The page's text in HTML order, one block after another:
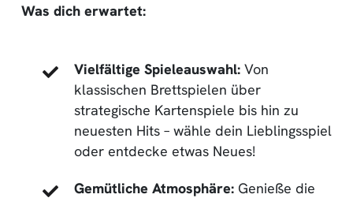
Was dich erwartet:
Vielfältige Spieleauswahl: Von
klassischen Brettspielen über
strategische Kartenspiele bis hin zu
neuesten Hits – wähle dein Lieblingsspiel
oder entdecke etwas Neues!
Gemütliche Atmosphäre: Genieße die